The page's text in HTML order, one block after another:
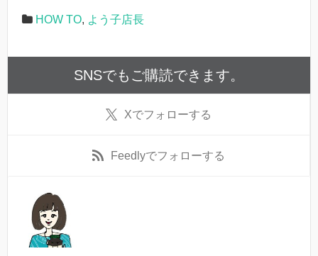
HOW TO, よう子店長
SNSでもご購読できます。
Xでフォローする
Feedlyでフォローする